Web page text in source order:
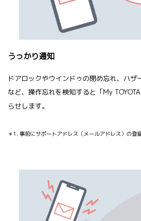
うっかり通知
ドアロックやウインドゥの閉め忘れ、ハザ
など、操作忘れを検知すると「My
らせします。
＊1. 事前にサポートアドレス（メールアドレス）の登